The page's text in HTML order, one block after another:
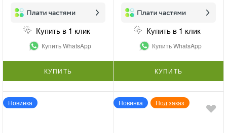
Купить в 1 клик
Купить WhatsApp
КУПИТЬ
Купить в 1 клик
Купить WhatsApp
КУПИТЬ
Новинка Новинка Под заказ